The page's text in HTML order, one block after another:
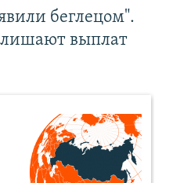
беглецом".
выплат